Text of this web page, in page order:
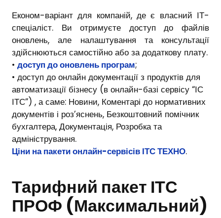
Економ-варіант для компаній, де є власний ІТ-
спеціаліст. Ви отримуєте доступ до файлів
оновлень, але налаштування та консультації
здійснюються самостійно або за додаткову плату.
• доступ до оновлень програм;
• доступ до онлайн документації з продуктів для
автоматизації бізнесу (в онлайн-базі сервісу “ІС
ІТС”) , а саме: Новини, Коментарі до нормативних
документів і роз’яснень, Безкоштовний помічник
бухгалтера, Документація, Розробка та
адміністрування.
Ціни на пакети онлайн-сервісів ІТС ТЕХНО.
Тарифний пакет ІТС
ПРОФ (Максимальний)